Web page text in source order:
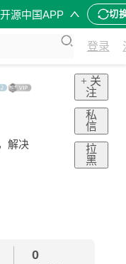
开源中国APP 切
登录
解决
+ 关
注
私
信
拉
黑
0